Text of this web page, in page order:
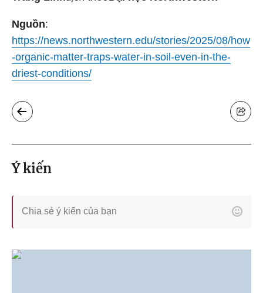
Nguồn:
https://news.northwestern.edu/stories/2025/08/how
-organic-matter-traps-water-in-soil-even-in-the-
driest-conditions/
Ý kiến